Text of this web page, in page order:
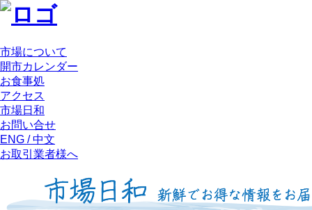
市場について
開市カレンダー
お食事処
アクセス
市場日和
お問い合せ
ENG / 中文
お取引業者様へ